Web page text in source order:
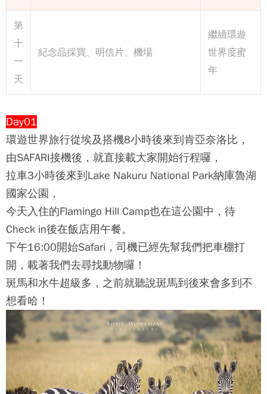
第
十
一
天
紀念品採買、明信片、機場
繼續環遊
世界度蜜
年
Day01
環遊世界旅行從埃及搭機8小時後來到肯亞奈洛比，
由SAFARI接機後，就直接載大家開始行程囉，
拉車3小時後來到Lake Nakuru National Park納庫魯湖
國家公園，
今天入住的Flamingo Hill Camp也在這公園中，待
Check in後在飯店用午餐。
下午16:00開始Safari，司機已經先幫我們把車棚打
開，載著我們去尋找動物囉！
斑馬和水牛超級多，之前就聽說斑馬到後來會多到不
想看哈！